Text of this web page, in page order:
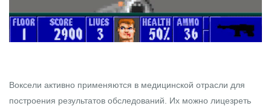
Воксели активно применяются в медицинской отрасли для
построения результатов обследований. Их можно лицезреть